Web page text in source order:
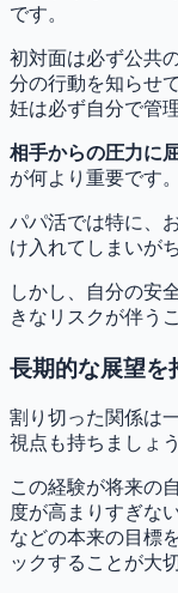
です。
初対面は必ず公共
分の行動を知らせ
妊は必ず自分で管
相手からの圧力に
が何より重要です。
パパ活では特に、
け入れてしまいが
しかし、自分の安
きなリスクが伴う
長期的な展望を
割り切った関係は
視点も持ちましょう
この経験が将来の
度が高まりすぎな
などの本来の目標
ックすることが大